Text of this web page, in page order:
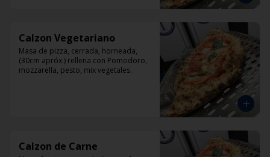
Calzon Vegetariano
Masa de pizza, cerrada, horneada,
(30cm apróx.) rellena con Pomodoro,
mozzarella, pesto, mix vegetales.
Calzon de Carne